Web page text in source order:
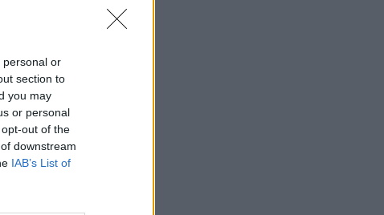
personal or
section to
you may
or personal
out of the
downstream
IAB’s List of